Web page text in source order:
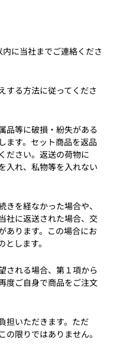
に当社までご連絡くださ
する方法に従ってくださ
品等に破損・紛失がある
ます。セット商品を返品
ださい。返送の荷物に
入れ、私物等を入れない
を経なかった場合や、
社に返送された場合、交
あります。この場合にお
します。
される場合、第１項から
度ご自身で商品をご注文
担いただきます。ただ
限りではありません。